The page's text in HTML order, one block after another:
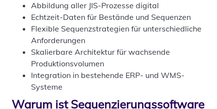
Abbildung aller JIS-Prozesse digital
Echtzeit-Daten für Bestände und Sequenzen
Flexible Sequenzstrategien für unterschiedliche
Anforderungen
Skalierbare Architektur für wachsende
Produktionsvolumen
Integration in bestehende ERP- und WMS-
Systeme
Warum ist Sequenzierungssoftware